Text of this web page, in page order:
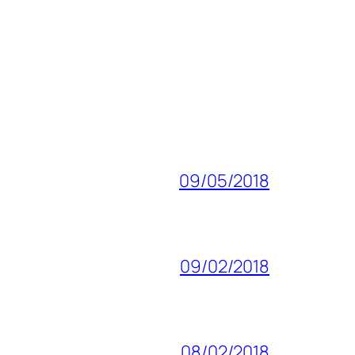
09/05/2018
09/02/2018